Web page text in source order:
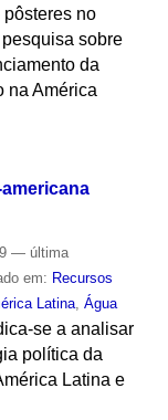
no
sobre
da
na América
— última
em: Recursos
Latina, Água
se a analisar
política da
Latina e